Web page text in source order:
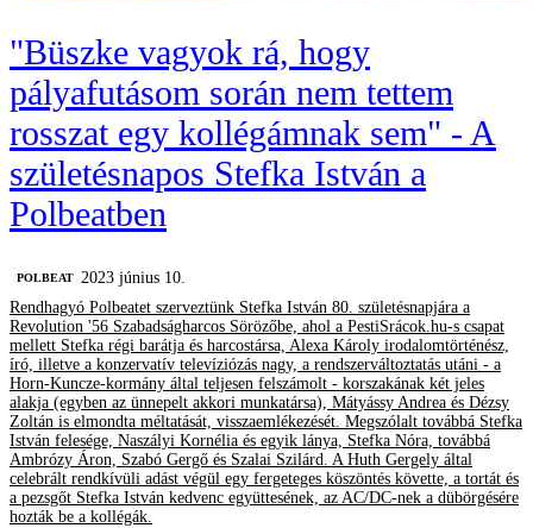
"Büszke vagyok rá, hogy
pályafutásom során nem tettem
rosszat egy kollégámnak sem" - A
születésnapos Stefka István a
Polbeatben
‎POLBEAT 2023 június 10.
Rendhagyó Polbeatet szerveztünk Stefka István 80. születésnapjára a
Revolution '56 Szabadságharcos Sörözőbe, ahol a PestiSrácok.hu-s csapat
mellett Stefka régi barátja és harcostársa, Alexa Károly irodalomtörténész,
író, illetve a konzervatív televíziózás nagy, a rendszerváltoztatás utáni - a
Horn-Kuncze-kormány által teljesen felszámolt - korszakának két jeles
alakja (egyben az ünnepelt akkori munkatársa), Mátyássy Andrea és Dézsy
Zoltán is elmondta méltatását, visszaemlékezését. Megszólalt továbbá Stefka
István felesége, Naszályi Kornélia és egyik lánya, Stefka Nóra, továbbá
Ambrózy Áron, Szabó Gergő és Szalai Szilárd. A Huth Gergely által
celebrált rendkívüli adást végül egy fergeteges köszöntés követte, a tortát és
a pezsgőt Stefka István kedvenc együttesének, az AC/DC-nek a dübörgésére
hozták be a kollégák.